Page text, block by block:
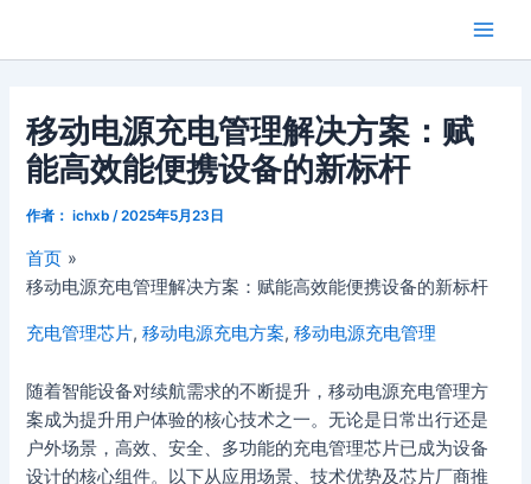
Main
移动电源充电管理解决方案：赋
能高效能便携设备的新标杆
作者： ichxb/2025年5月23日
首页
移动电源充电管理解决方案：赋能高效能便携设备的新标杆
充电管理芯片,移动电源充电方案,移动电源充电管理
随着智能设备对续航需求的不断提升，移动电源充电管理方
案成为提升用户体验的核心技术之一。无论是日常出行还是
户外场景，高效、安全、多功能的充电管理芯片已成为设备
设计的核心组件。以下从应用场景、技术优势及芯片厂商推